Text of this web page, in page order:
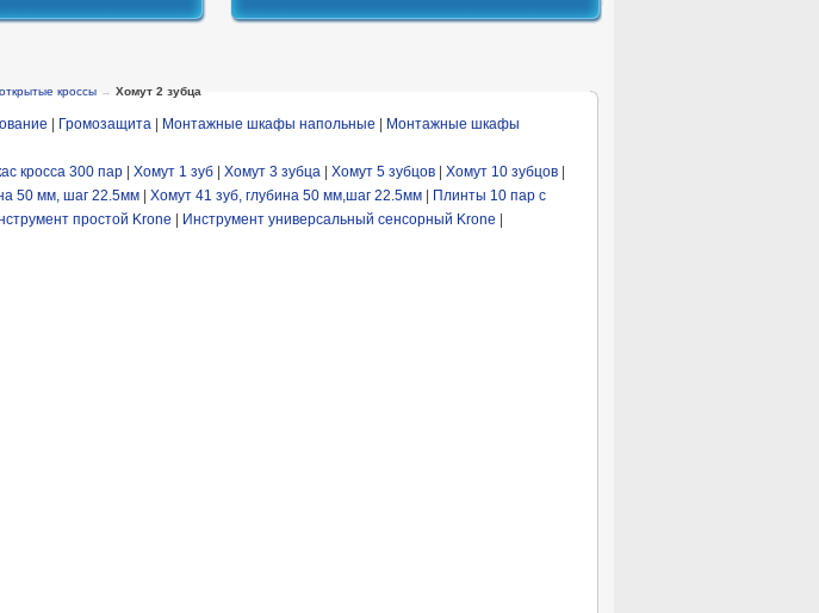
кроссы → Хомут 2 зубца
Громозащита Монтажные шкафы напольные
Монтажные шкафы
кросса 300 пар Хомут 1 зуб Хомут 3 зубца Хомут 5 зубцов Хомут 10 зубцов
50 мм, шаг 22.5мм Хомут 41 зуб, глубина 50 мм,шаг 22.5мм
Плинты 10 пар с
простой Krone Инструмент универсальный сенсорный Krone